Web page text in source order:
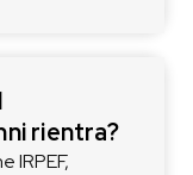
rientra?
IRPEF,